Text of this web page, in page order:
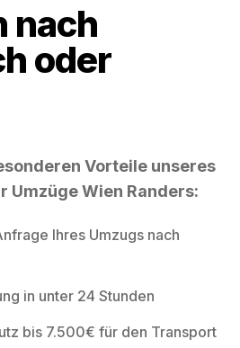
nach
oder
Vorteile unseres
Umzüge Wien Randers:
Ihres Umzugs nach
in unter 24 Stunden
bis 7.500€ für den Transport